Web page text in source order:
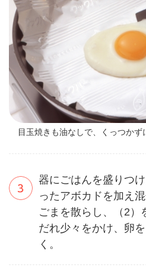
目玉焼きも油なしで、くっつかず
器にごはんを盛りつ
ったアボカドを加え
ごまを散らし、（2）
だれ少々をかけ、卵
く。